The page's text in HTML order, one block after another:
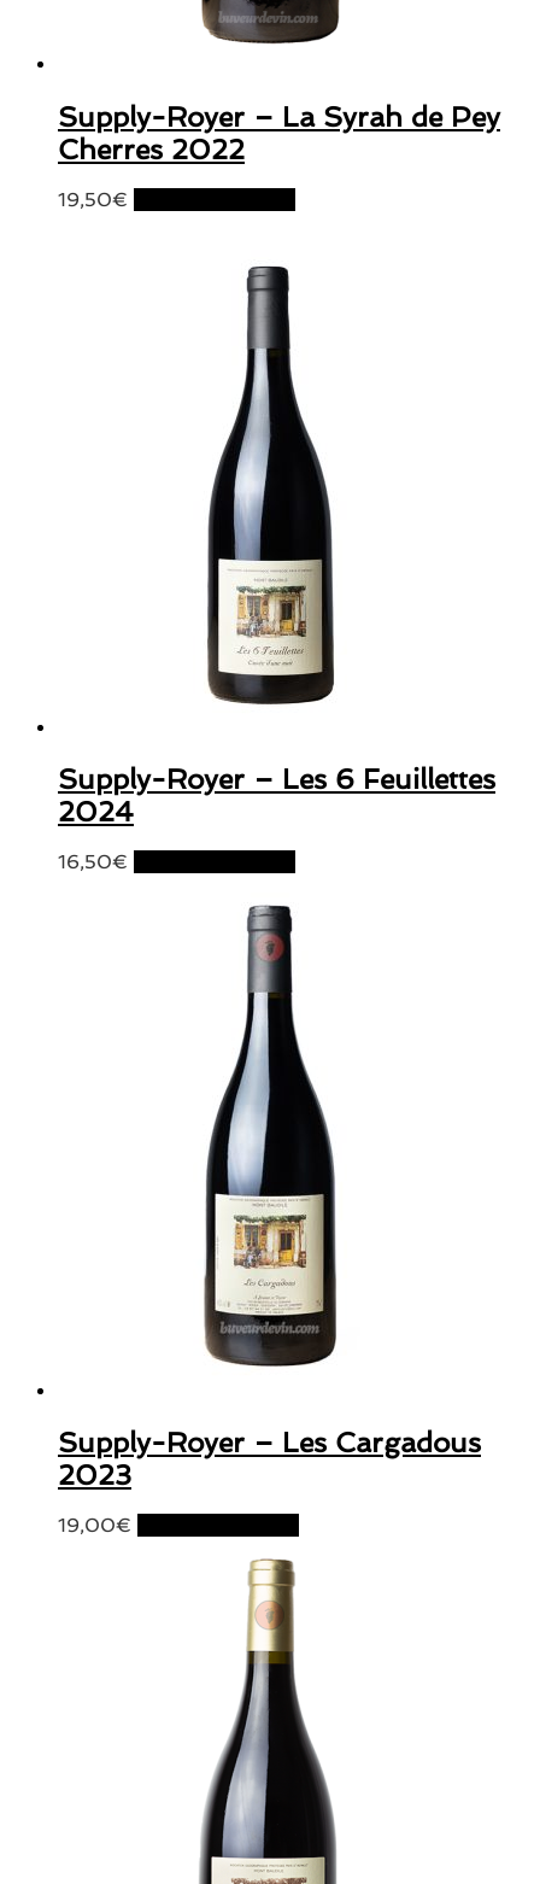
Supply-Royer – La Syrah de Pey
Cherres 2022
19,50€
Supply-Royer – Les 6 Feuillettes
2024
16,50€
Supply-Royer – Les Cargadous
2023
19,00€